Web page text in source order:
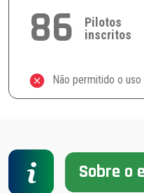
86
Pilotos
inscritos
Não permitido o
Sobre o